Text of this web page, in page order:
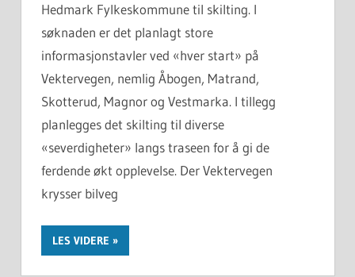
Hedmark Fylkeskommune til skilting. I
søknaden er det planlagt store
informasjonstavler ved «hver start» på
Vektervegen, nemlig Åbogen, Matrand,
Skotterud, Magnor og Vestmarka. I tillegg
planlegges det skilting til diverse
«severdigheter» langs traseen for å gi de
ferdende økt opplevelse. Der Vektervegen
krysser bilveg
LES VIDERE